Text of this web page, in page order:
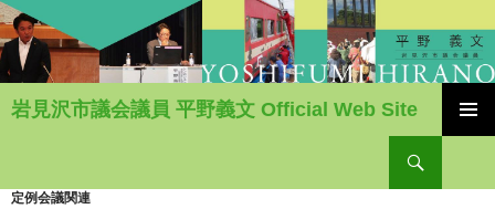
岩見沢市議会議員 平野義文 Official Web Site
ン
定例会議関連